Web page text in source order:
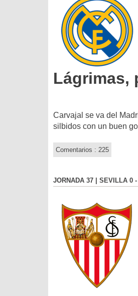
Lágrimas,
Carvajal se va del
silbidos con un buen
Comentarios : 225
JORNADA 37 | SEVILLA 0